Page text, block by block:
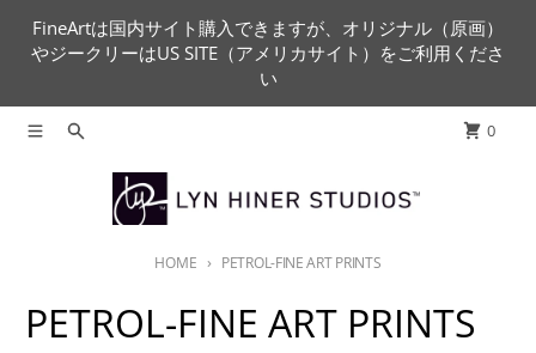
コンテンツに進む
FineArtは国内サイト購入できますが、オリジナル（原画）
やジークリーはUS SITE（アメリカサイト）をご利用くださ
い
メニュー検索 0
カート
HOME PETROL-FINE ART PRINTS
PETROL-FINE ART PRINTS